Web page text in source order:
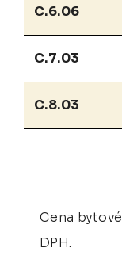
C.6.06
C.7.03
C.8.03
Cena
DPH.